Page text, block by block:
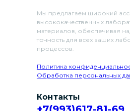
Мы предлагаем широкий
высококачественных
материалов, обеспечивая
точность для всех ваших
процессов.
Политика
Обработка персональных
Контакты